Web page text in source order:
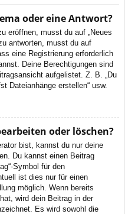
oder eine Antwort?
eröffnen, musst du auf „Neues
antworten, musst du auf
eine Registrierung erforderlich
Deine Berechtigungen sind
aufgelistet. Z. B. „Du
Dateianhänge erstellen“ usw.
oder löschen?
bist, kannst du nur deine
Du kannst einen Beitrag
Symbol für den
ist dies nur für einen
möglich. Wenn bereits
wird dein Beitrag in der
Es wird sowohl die